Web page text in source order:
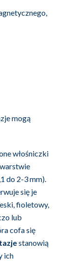
mogą
włośniczki
do 2-3 mm).
się je
fioletowy,
lub
cofa się
stanowią
ich